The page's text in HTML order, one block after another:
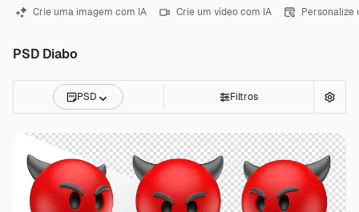
Crie uma imagem com IA Crie um vídeo com IA Personalize
PSD Diabo
PSD Filtros